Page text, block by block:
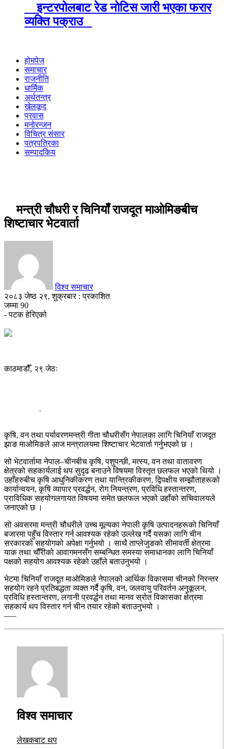
इन्टरपोलबाट रेड नोटिस जारी भएका फरार
व्यक्ति पक्राउ
होमपेज
समाचार
राजनीति
धार्मिक
अर्थतन्त्र
खेलकूद
प्रवास
मनोरन्जन
विचित्र संसार
पत्रपत्रिका
सम्पादकिय
मन्त्री चौधरी र चिनियाँ राजदूत माओमिङबीच
शिष्टाचार भेटवार्ता
विश्व समाचार
२०८३ जेष्ठ २९, शुक्रबार : प्रकाशित
जम्मा 90
- पटक हेरिएको
काठमाडौँ, २९ जेठः
कृषि, वन तथा पर्यावरणमन्त्री गीता चौधरीसँग नेपालका लागि चिनियाँ राजदूत
झाङ माओमिङले आज मन्त्रालयमा शिष्टाचार भेटवार्ता गर्नुभएको छ ।
सो भेटवार्तामा नेपाल–चीनबीच कृषि, पशुपन्छी, मत्स्य, वन तथा वातावरण
क्षेत्रको सहकार्यलाई थप सुदृढ बनाउने विषयमा विस्तृत छलफल भएको थियो ।
उहाँहरुबीच कृषि आधुनिकीकरण तथा यान्त्रिकीकरण, द्विपक्षीय सम्झौताहरूको
कार्यान्वयन, कृषि व्यापार प्रवर्द्धन, रोग नियन्त्रण, प्रविधि हस्तान्तरण,
प्राविधिक सहयोगलगायत विषयमा समेत छलफल भएको उहाँको सचिवालयले
जनाएको छ ।
सो अवसरमा मन्त्री चौधरीले उच्च मूल्यका नेपाली कृषि उत्पादनहरूको चिनियाँ
बजारमा पहुँच विस्तार गर्न आवश्यक रहेको उल्लेख गर्दै यसका लागि चीन
सरकारको सहयोगको अपेक्षा गर्नुभयो । साथै ताप्लेजुङको सीमावर्ती क्षेत्रमा
याक तथा चौँरीको आवागमनसँग सम्बन्धित समस्या समाधानका लागि चिनियाँ
पक्षको सहयोग आवश्यक रहेको उहाँले बताउनुभयो ।
भेटमा चिनियाँ राजदूत माओमिङले नेपालको आर्थिक विकासमा चीनको निरन्तर
सहयोग रहने प्रतिबद्धता व्यक्त गर्दै कृषि, वन, जलवायु परिवर्तन अनुकूलन,
प्रविधि हस्तान्तरण, लगानी प्रवर्द्धन तथा मानव स्रोत विकासका क्षेत्रमा
सहकार्य थप विस्तार गर्न चीन तयार रहेको बताउनुभयो ।
–––
विश्व समाचार
लेखकबाट थप